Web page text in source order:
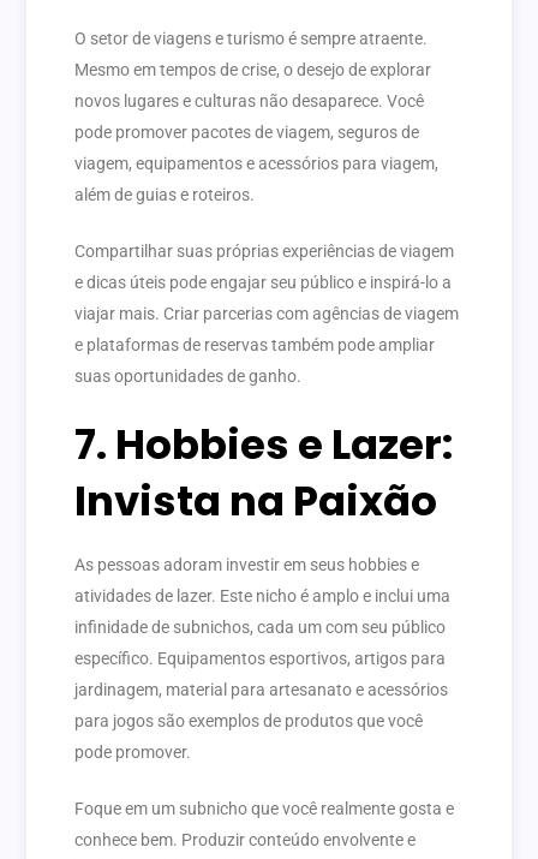
O setor de viagens e turismo é sempre atraente.
Mesmo em tempos de crise, o desejo de explorar
novos lugares e culturas não desaparece. Você
pode promover pacotes de viagem, seguros de
viagem, equipamentos e acessórios para viagem,
além de guias e roteiros.
Compartilhar suas próprias experiências de viagem
e dicas úteis pode engajar seu público e inspirá-lo a
viajar mais. Criar parcerias com agências de viagem
e plataformas de reservas também pode ampliar
suas oportunidades de ganho.
7. Hobbies e Lazer:
Invista na Paixão
As pessoas adoram investir em seus hobbies e
atividades de lazer. Este nicho é amplo e inclui uma
infinidade de subnichos, cada um com seu público
específico. Equipamentos esportivos, artigos para
jardinagem, material para artesanato e acessórios
para jogos são exemplos de produtos que você
pode promover.
Foque em um subnicho que você realmente gosta e
conhece bem. Produzir conteúdo envolvente e